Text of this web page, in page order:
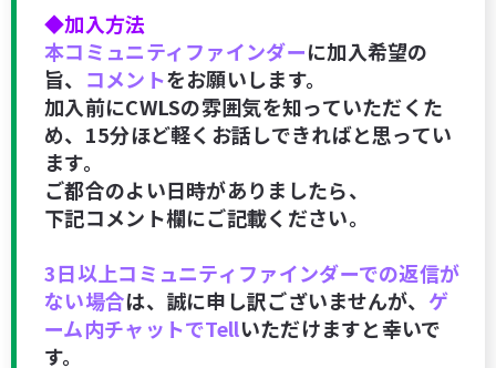
◆加入方法
本コミュニティファインダーに加入希望の
旨、 コメントをお願いします。
加入前にCWLSの雰囲気を知っていただくた
め、15分ほど軽くお話しできればと思ってい
ます。
ご都合のよい日時がありましたら、
下記コメント欄にご記載ください。
3日以上コミュニティファインダーでの返信が
ない場合は、誠に申し訳ございませんが、 ゲ
ーム内チャットでTellいただけますと幸いで
す。